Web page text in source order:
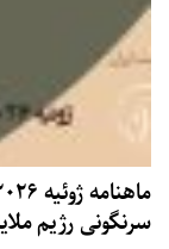
سرنگونی رژیم